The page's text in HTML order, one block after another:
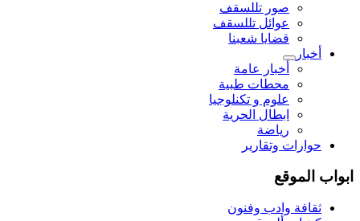
صور تللسقف
عوائل تللسقف
قضايا شعبنا
أخبار
أخبار عامة
محطات طبية
علوم و تکنلوجیا
ابطال الحرية
رياضة
حوارات وتقارير
ابواب الموقع
ثقافة وادب وفنون